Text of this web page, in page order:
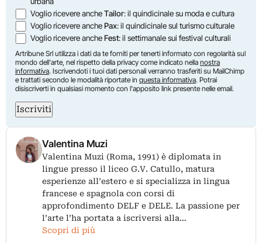
Voglio ricevere ancheTailor: il quindicinale su moda e cultura
Voglio ricevere anchePax: il quindicinale sul turismo culturale
Voglio ricevere ancheFest: il settimanale sui festival culturali
Artribune Srl utilizza i dati da te forniti per tenerti informato con regolarità sul
mondo dell'arte, nel rispetto della privacy come indicato nella nostra
informativa. Iscrivendoti i tuoi dati personali verranno trasferiti su MailChimp
e trattati secondo le modalità riportate in questa informativa. Potrai
disiscriverti in qualsiasi momento con l'apposito link presente nelle email.
Iscriviti
Valentina Muzi
Valentina Muzi (Roma, 1991) è diplomata in
lingue presso il liceo G.V. Catullo, matura
esperienze all’estero e si specializza in lingua
francese e spagnola con corsi di
approfondimento DELF e DELE. La passione per
l’arte l’ha portata a iscriversi alla…
Scopri di più